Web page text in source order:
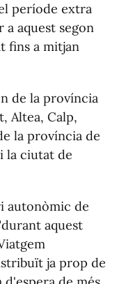
període extra
aquest segon
fins a mitjan
de la província
Altea, Calp,
la província de
la ciutat de
autonòmic de
aquest
ja prop de